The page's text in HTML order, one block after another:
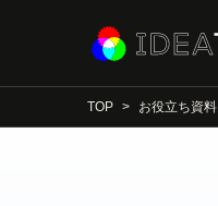
TOP お役立ち資料